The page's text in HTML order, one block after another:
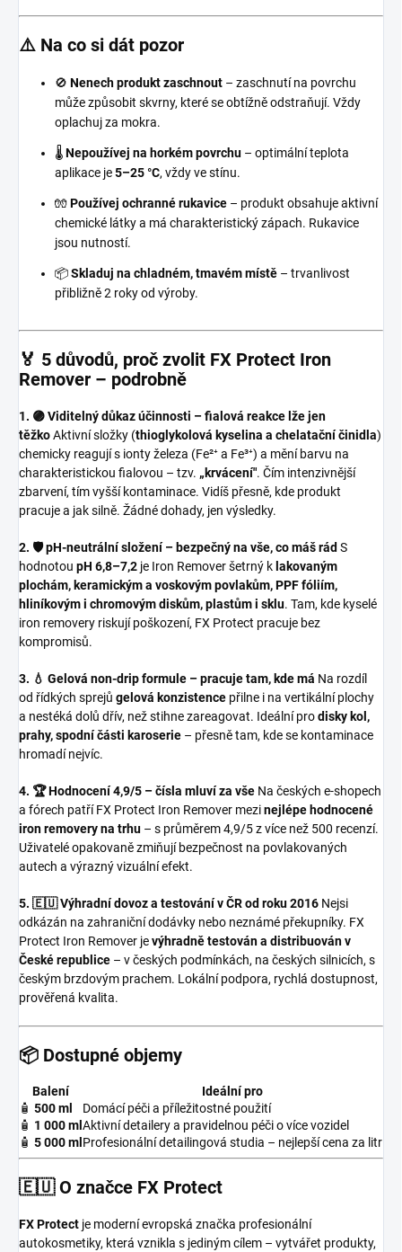
⚠️ Na co si dát pozor
🚫 Nenech produkt zaschnout – zaschnutí na povrchu
může způsobit skvrny, které se obtížně odstraňují. Vždy
oplachuj za mokra.
🌡️Nepoužívej na horkém povrchu – optimální teplota
aplikace je5–25 °C, vždy ve stínu.
🧤Používej ochranné rukavice – produkt obsahuje aktivní
chemické látky a má charakteristický zápach. Rukavice
jsou nutností.
📦Skladuj na chladném, tmavém místě – trvanlivost
přibližně 2 roky od výroby.
🏅 5 důvodů, proč zvolit FX Protect Iron
Remover – podrobně
1. 🟣 Viditelný důkaz účinnosti – fialová reakce lže jen
těžkoAktivní složky (thioglykolová kyselina a chelatační činidla)
chemicky reagují s ionty železa (Fe²⁺ a Fe³⁺) a mění barvu na
charakteristickou fialovou – tzv. „krvácení". Čím intenzivnější
zbarvení, tím vyšší kontaminace. Vidíš přesně, kde produkt
pracuje a jak silně. Žádné dohady, jen výsledky.
2. 🛡️ pH-neutrální složení – bezpečný na vše, co máš rád S
hodnotou pH 6,8–7,2 je Iron Remover šetrný k lakovaným
plochám, keramickým a voskovým povlakům, PPF fóliím,
hliníkovým i chromovým diskům, plastům i sklu. Tam, kde kyselé
iron removery riskují poškození, FX Protect pracuje bez
kompromisů.
3. 💧 Gelová non-drip formule – pracuje tam, kde má Na rozdíl
od řídkých sprejů gelová konzistence přilne i na vertikální plochy
a nestéká dolů dřív, než stihne zareagovat. Ideální prodisky kol,
prahy, spodní části karoserie – přesně tam, kde se kontaminace
hromadí nejvíc.
4. 🏆 Hodnocení 4,9/5 – čísla mluví za vše Na českých e-shopech
a fórech patří FX Protect Iron Remover mezinejlépe hodnocené
iron removery na trhu – s průměrem 4,9/5 z více než 500 recenzí.
Uživatelé opakovaně zmiňují bezpečnost na povlakovaných
autech a výrazný vizuální efekt.
5. 🇪🇺 Výhradní dovoz a testování v ČR od roku 2016 Nejsi
odkázán na zahraniční dodávky nebo neznámé překupníky. FX
Protect Iron Remover jevýhradně testován a distribuován v
České republice – v českých podmínkách, na českých silnicích, s
českým brzdovým prachem. Lokální podpora, rychlá dostupnost,
prověřená kvalita.
📦 Dostupné objemy
Balení
Ideální pro
🧴 500 ml
Domácí péči a příležitostné použití
🧴 1 000 ml Aktivní detailery a pravidelnou péči o více vozidel
🧴 5 000 ml Profesionální detailingová studia – nejlepší cena za litr
🇪🇺 O značce FX Protect
FX Protect je moderní evropská značka profesionální
autokosmetiky, která vznikla s jediným cílem – vytvářet produkty,